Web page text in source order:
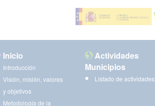
Inicio
Introducción
Visión, misión, valores
y objetivos
Metodología de la
Actividades
Municipios
Listado de actividades